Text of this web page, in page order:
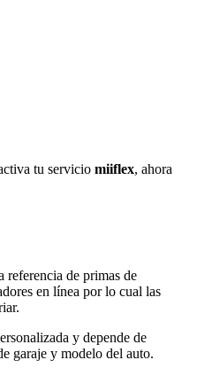
tu servicio miiflex, ahora
referencia de primas de
en línea por lo cual las
y depende de
garaje y modelo del auto.